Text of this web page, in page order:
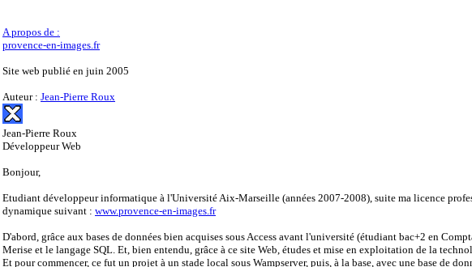
A propos de :
provence-en-images.fr
Site web publié en juin 2005
Auteur : Jean-Pierre Roux
Jean-Pierre Roux
Développeur Web
Bonjour,
Etudiant développeur informatique à l'Université Aix-Marseille (années 2007-2008), suite ma licence
dynamique suivant : www.provence-en-images.fr
D'abord, grâce aux bases de données bien acquises sous Access avant l'université (étudiant bac+2 en
Merise et le langage SQL. Et, bien entendu, grâce à ce site Web, études et mise en exploitation de la
Et pour commencer, ce fut un projet à un stade local sous Wampserver, puis, à la base, avec une base de